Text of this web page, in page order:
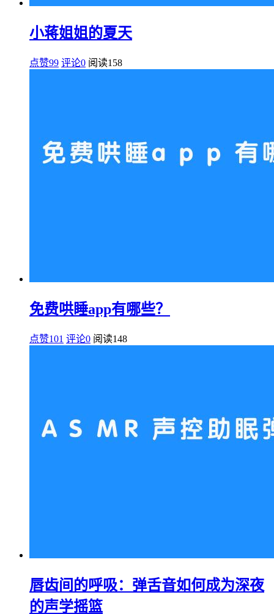
小蒋姐姐的夏天
点赞99 评论0 阅读158
免费哄睡app有哪些？
点赞101 评论0 阅读148
唇齿间的呼吸：弹舌音如何成为深夜
的声学摇篮